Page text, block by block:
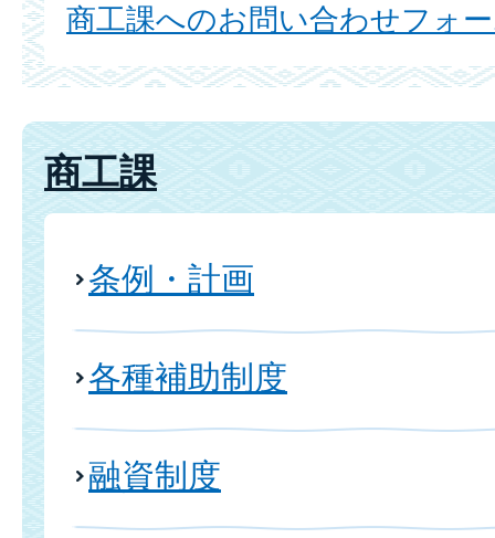
商工課へのお問い合わせフォ
商工課
条例・計画
各種補助制度
融資制度